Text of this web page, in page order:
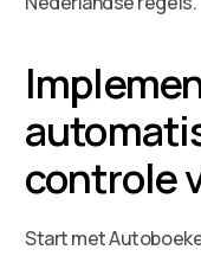
controle
Start met